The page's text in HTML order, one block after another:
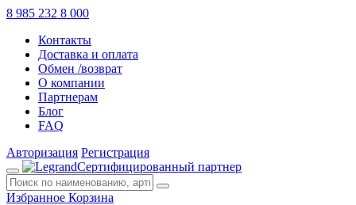
8 985 232 8 000
Контакты
Доставка и оплата
Обмен /возврат
О компании
Партнерам
Блог
FAQ
Авторизация Регистрация
Сертифицированный партнер
Избранное Корзина